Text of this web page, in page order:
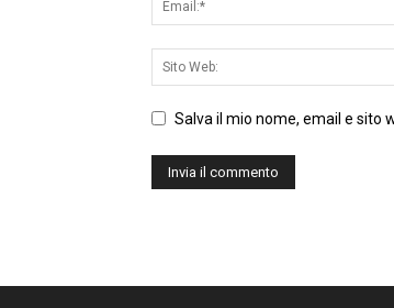
Salva il mio nome, email e sito